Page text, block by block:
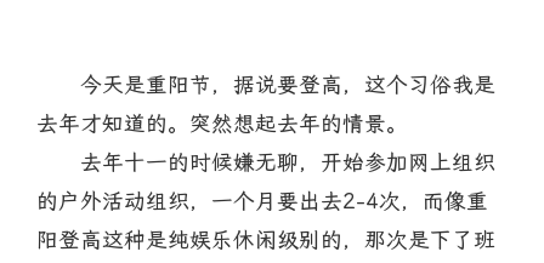
今天是重阳节，据说要登高，这个习俗我是
去年才知道的。突然想起去年的情景。
去年十一的时候嫌无聊，开始参加网上组织
的户外活动组织，一个月要出去2-4次，而像重
阳登高这种是纯娱乐休闲级别的，那次是下了班